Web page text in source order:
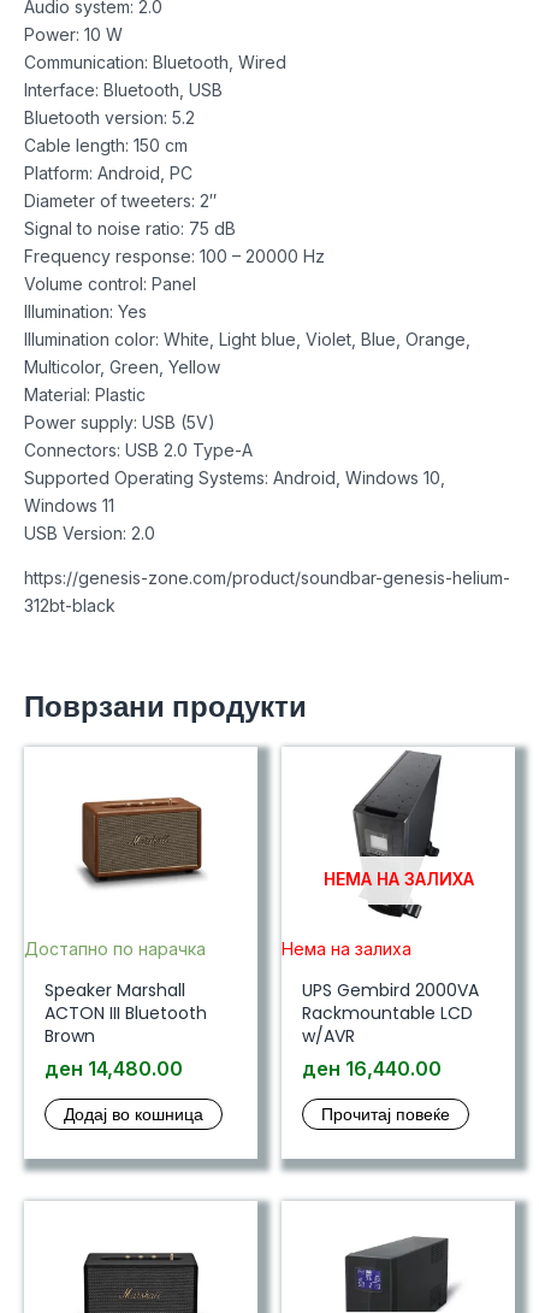
Audio system: 2.0
Power: 10 W
Communication: Bluetooth, Wired
Interface: Bluetooth, USB
Bluetooth version: 5.2
Cable length: 150 cm
Platform: Android, PC
Diameter of tweeters: 2″
Signal to noise ratio: 75 dB
Frequency response: 100 – 20000 Hz
Volume control: Panel
Illumination: Yes
Illumination color: White, Light blue, Violet, Blue, Orange,
Multicolor, Green, Yellow
Material: Plastic
Power supply: USB (5V)
Connectors: USB 2.0 Type-A
Supported Operating Systems: Android, Windows 10,
Windows 11
USB Version: 2.0
https://genesis-zone.com/product/soundbar-genesis-helium-
312bt-black
Поврзани продукти
Достапно по нарачка
Speaker Marshall
ACTON III Bluetooth
Brown
ден 14,480.00
Додај во кошница
НЕМА НА ЗАЛИХА
Нема на залиха
UPS Gembird 2000VA
Rackmountable LCD
w/AVR
ден 16,440.00
Прочитај повеќе